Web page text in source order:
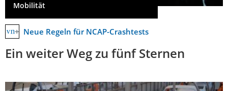
Mobilität
Neue Regeln für NCAP-Crashtests
Ein weiter Weg zu fünf Sternen